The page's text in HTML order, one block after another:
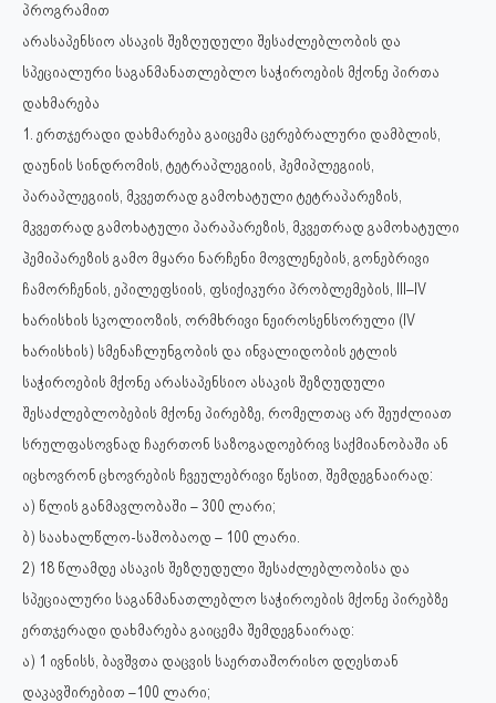
პროგრამით
არასაპენსიო ასაკის შეზღუდული შესაძლებლობის და
სპეციალური საგანმანათლებლო საჭიროების მქონე პირთა
დახმარება
1. ერთჯერადი დახმარება გაიცემა ცერებრალური დამბლის,
დაუნის სინდრომის, ტეტრაპლეგიის, ჰემიპლეგიის,
პარაპლეგიის, მკვეთრად გამოხატული ტეტრაპარეზის,
მკვეთრად გამოხატული პარაპარეზის, მკვეთრად გამოხატული
ჰემიპარეზის გამო მყარი ნარჩენი მოვლენების, გონებრივი
ჩამორჩენის, ეპილეფსიის, ფსიქიკური პრობლემების, III–IV
ხარისხის სკოლიოზის, ორმხრივი ნეიროსენსორული (IV
ხარისხის) სმენაჩლუნგობის და ინვალიდობის ეტლის
საჭიროების მქონე არასაპენსიო ასაკის შეზღუდული
შესაძლებლობების მქონე პირებზე, რომელთაც არ შეუძლიათ
სრულფასოვნად ჩაერთონ საზოგადოებრივ საქმიანობაში ან
იცხოვრონ ცხოვრების ჩვეულებრივი წესით, შემდეგნაირად:
ა) წლის განმავლობაში – 300 ლარი;
ბ) საახალწლო-საშობაოდ – 100 ლარი.
2) 18 წლამდე ასაკის შეზღუდული შესაძლებლობისა და
სპეციალური საგანმანათლებლო საჭიროების მქონე პირებზე
ერთჯერადი დახმარება გაიცემა შემდეგნაირად:
ა) 1 ივნისს, ბავშვთა დაცვის საერთაშორისო დღესთან
დაკავშირებით –100 ლარი;